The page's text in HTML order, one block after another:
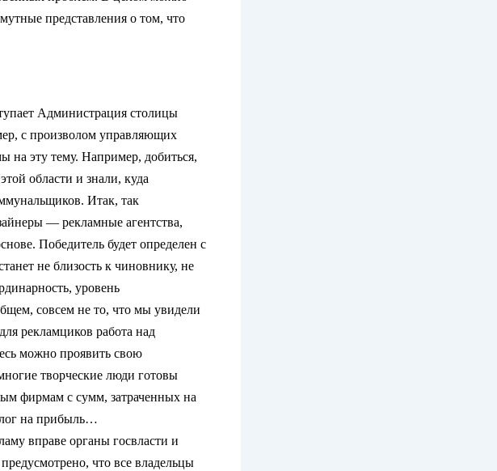
представления о том, что
Администрация столицы
с произволом управляющих
на эту тему. Например, добиться,
области и знали, куда
Итак, так
— рекламные агентства,
Победитель будет определен с
не близость к чиновнику, не
уровень
совсем не то, что мы увидели
рекламциков работа над
можно проявить свою
творческие люди готовы
фирмам с сумм, затраченных на
на прибыль…
вправе органы госвласти и
что все владельцы